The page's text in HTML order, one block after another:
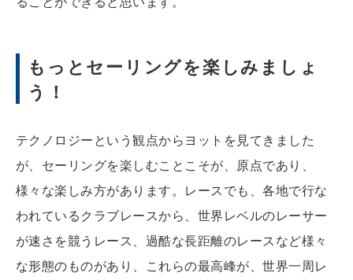
もっとセーリングを楽しみましょ
う！
テクノロジーという観点からヨットを見てきました
が、セーリングを楽しむことこそが、原点であり、
様々な楽しみ方があります。レースでも、各地で行な
われているクラブレースから、世界レベルのレーサー
が速さを競うレース、過酷な長距離のレースなど様々
な形態のものがあり、これらの最高峰が、世界一周レ